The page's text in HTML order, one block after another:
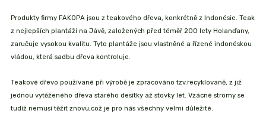
Produkty firmy FAKOPA jsou z teakového dřeva, konkrétně z Indonésie. Teak
z nejlepších plantáží na Jávě, založených před téměř 200 lety Holanďany,
zaručuje vysokou kvalitu. Tyto plantáže jsou vlastněné a řízené indonéskou
vládou, která sadbu dřeva kontroluje.
Teakové dřevo používané při výrobě je zpracováno tzv.recyklovaně, z již
jednou vytěženého dřeva starého desítky až stovky let. Vzácné stromy se
tudíž nemusí těžit znovu,což je pro nás všechny velmi důležité.